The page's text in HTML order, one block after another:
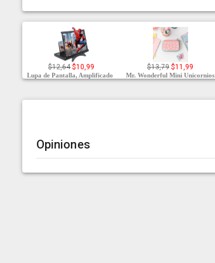
$12,64 $10,99
Lupa de Pantalla, Amplificado
$13,79 $11,99
Mr. Wonderful Mini Unicornios
Opiniones